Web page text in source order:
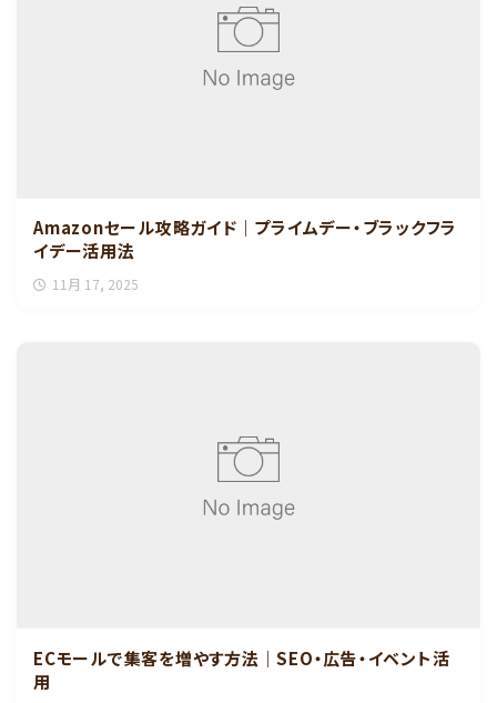
Amazonセール攻略ガイド｜プライムデー・ブラックフラ
イデー活用法
11月 17, 2025
ECモールで集客を増やす方法｜SEO・広告・イベント活
用